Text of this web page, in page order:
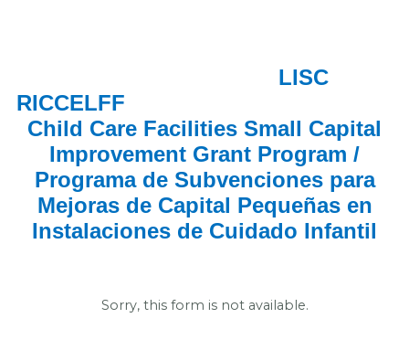
LISC
RICCELFF
Child Care Facilities Small Capital
Improvement Grant Program /
Programa de Subvenciones para
Mejoras de Capital Pequeñas en
Instalaciones de Cuidado Infantil
Sorry, this form is not available.